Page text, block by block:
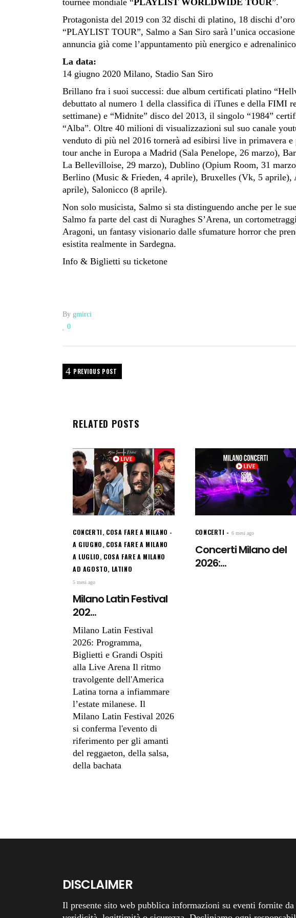
Protagonista del 2019 con 32 dischi di platino, 18 dischi
“PLAYLIST TOUR”, Salmo a San Siro sarà l’unica
annuncia già come l’appuntamento più energico e
La data:
14 giugno 2020 Milano, Stadio San Siro
Brillano fra i suoi successi: due album certificati platino
debuttato al numero 1 della classifica di iTunes e della FIMI
settimane) e “Midnite” disco del 2013, il singolo “1984”
“Alba”. Oltre 40 milioni di visualizzazioni sul suo canale
venduto di più nel 2016 tornerà ad esibirsi live in primavera
tour anche in Europa a Madrid (Sala Penelope, 26 marzo),
La Bellevilloise, 29 marzo), Dublino (Opium Room, 31
Berlino (Music & Frieden, 4 aprile), Bruxelles (Vk, 5 aprile),
aprile), Salonicco (8 aprile).
Non solo musicista, Salmo si sta distinguendo anche per le
Salmo fa parte del cast di Nuraghes S’Arena, un
Aragoni, un fantasy visionario dalle sfumature horror che
esistita realmente in Sardegna.
Info & Biglietti su ticketone
By gmirci
0
PREVIOUS POST
RELATED POSTS
CONCERTI, COSA FARE A MILANO
A GIUGNO, COSA FARE A MILANO
A LUGLIO, COSA FARE A MILANO
AD AGOSTO, LATINO
5 mesi ago
Milano Latin Festival
202...
Milano Latin Festival
2026: Programma,
Biglietti e Grandi Ospiti
alla Live Arena Il ritmo
travolgente dell'America
Latina torna a infiammare
l’estate milanese. Il
Milano Latin Festival 2026
si conferma l'evento di
riferimento per gli amanti
del reggaeton, della salsa,
della bachata
CONCERTI 6 mesi ago
Concerti Milano del
2026:...
DISCLAIMER
Il presente sito web pubblica informazioni su eventi fornite